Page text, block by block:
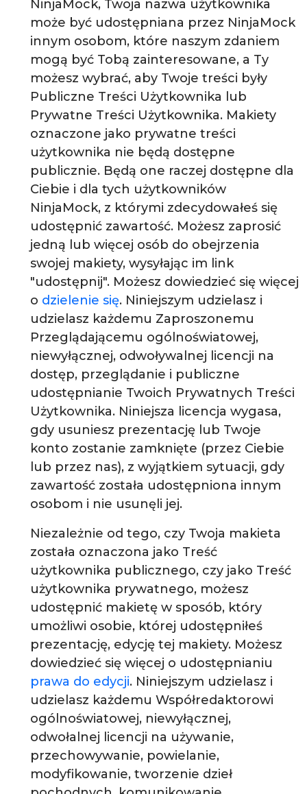
NinjaMock, Twoja nazwa użytkownika
może być udostępniana przez NinjaMock
innym osobom, które naszym zdaniem
mogą być Tobą zainteresowane, a Ty
możesz wybrać, aby Twoje treści były
Publiczne Treści Użytkownika lub
Prywatne Treści Użytkownika. Makiety
oznaczone jako prywatne treści
użytkownika nie będą dostępne
publicznie. Będą one raczej dostępne dla
Ciebie i dla tych użytkowników
NinjaMock, z którymi zdecydowałeś się
udostępnić zawartość. Możesz zaprosić
jedną lub więcej osób do obejrzenia
swojej makiety, wysyłając im link
"udostępnij". Możesz dowiedzieć się więcej
o dzielenie się. Niniejszym udzielasz i
udzielasz każdemu Zaproszonemu
Przeglądającemu ogólnoświatowej,
niewyłącznej, odwoływalnej licencji na
dostęp, przeglądanie i publiczne
udostępnianie Twoich Prywatnych Treści
Użytkownika. Niniejsza licencja wygasa,
gdy usuniesz prezentację lub Twoje
konto zostanie zamknięte (przez Ciebie
lub przez nas), z wyjątkiem sytuacji, gdy
zawartość została udostępniona innym
osobom i nie usunęli jej.
Niezależnie od tego, czy Twoja makieta
została oznaczona jako Treść
użytkownika publicznego, czy jako Treść
użytkownika prywatnego, możesz
udostępnić makietę w sposób, który
umożliwi osobie, której udostępniłeś
prezentację, edycję tej makiety. Możesz
dowiedzieć się więcej o udostępnianiu
prawa do edycji. Niniejszym udzielasz i
udzielasz każdemu Współredaktorowi
ogólnoświatowej, niewyłącznej,
odwołalnej licencji na używanie,
przechowywanie, powielanie,
modyfikowanie, tworzenie dzieł